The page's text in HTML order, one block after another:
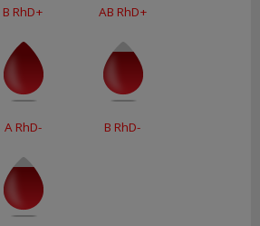
B RhD+ AB RhD+
A RhD- B RhD-